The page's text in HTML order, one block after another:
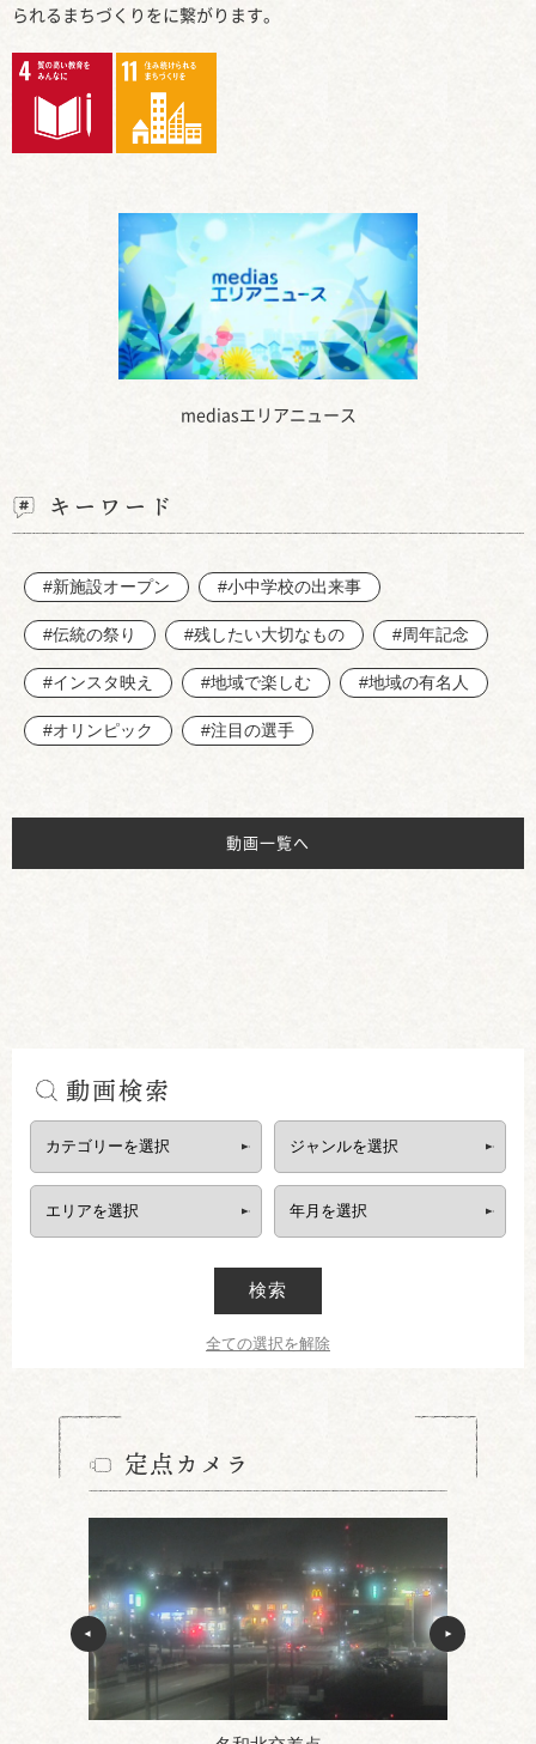
mediasエリアニュース
られるまちづくりをに繋がります。
キーワード
#新施設オープン #小中学校の出来事
#伝統の祭り #残したい大切なもの #周年記念
#インスタ映え #地域で楽しむ #地域の有名人
#オリンピック #注目の選手
動画一覧へ
動画検索
検索
全ての選択を解除
定点カメラ